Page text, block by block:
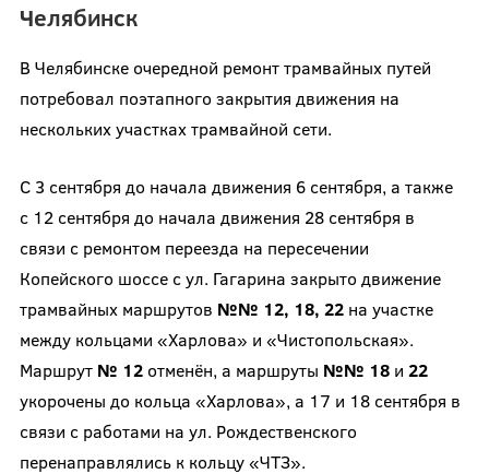
Челябинск
В Челябинске очередной ремонт трамвайных путей
потребовал поэтапного закрытия движения на
нескольких участках трамвайной сети.
С 3 сентября до начала движения 6 сентября, а также
с 12 сентября до начала движения 28 сентября в
связи с ремонтом переезда на пересечении
Копейского шоссе с ул. Гагарина закрыто движение
трамвайных маршрутов №№ 12, 18, 22на участке
между кольцами «Харлова» и «Чистопольская».
Маршрут № 12отменён, а маршруты №№ 18и 22
укорочены до кольца «Харлова», а 17 и 18 сентября в
связи с работами на ул. Рождественского
перенаправлялись к кольцу «ЧТЗ».